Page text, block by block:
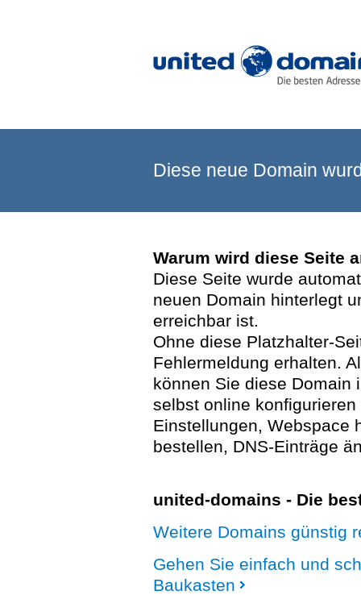
Diese neue Domain
Warum wird diese Seite
Diese Seite wurde
neuen Domain hinterlegt
erreichbar ist.
Ohne diese Platzhalter-
Fehlermeldung erhalten.
können Sie diese Domain
selbst online
Einstellungen, Webspace
bestellen, DNS-Einträge
united-domains - Die
Weitere Domains günstig
Gehen Sie einfach und
Baukasten